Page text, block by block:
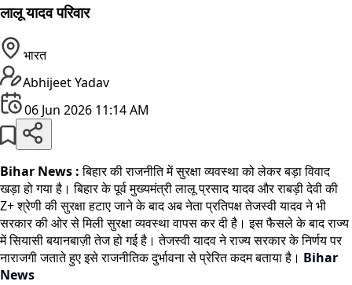
लालू यादव परिवार
भारत
Abhijeet Yadav
06 Jun 2026 11:14 AM
Bihar News :बिहार की राजनीति में सुरक्षा व्यवस्था को लेकर बड़ा विवाद
खड़ा हो गया है। बिहार के पूर्व मुख्यमंत्री लालू प्रसाद यादव और राबड़ी देवी की
Z+ श्रेणी की सुरक्षा हटाए जाने के बाद अब नेता प्रतिपक्ष तेजस्वी यादव ने भी
सरकार की ओर से मिली सुरक्षा व्यवस्था वापस कर दी है। इस फैसले के बाद राज्य
में सियासी बयानबाज़ी तेज हो गई है। तेजस्वी यादव ने राज्य सरकार के निर्णय पर
नाराजगी जताते हुए इसे राजनीतिक दुर्भावना से प्रेरित कदम बताया है। Bihar
News